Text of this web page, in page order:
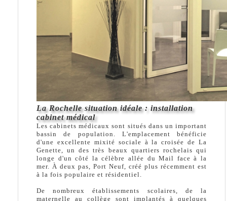
La Rochelle situation idéale : installation
cabinet médical
Les cabinets médicaux sont situés dans un important
bassin de population. L'emplacement bénéficie
d'une excellente mixité sociale à la croisée de La
Genette, un des très beaux quartiers rochelais qui
longe d'un côté la célèbre allée du Mail face à la
mer. À deux pas, Port Neuf, créé plus récemment est
à la fois populaire et résidentiel.
De nombreux établissements scolaires, de la
maternelle au collège sont implantés à quelques